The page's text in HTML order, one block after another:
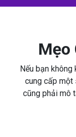
Mẹo
Nếu bạn
cung cấp một
cũng phải mô